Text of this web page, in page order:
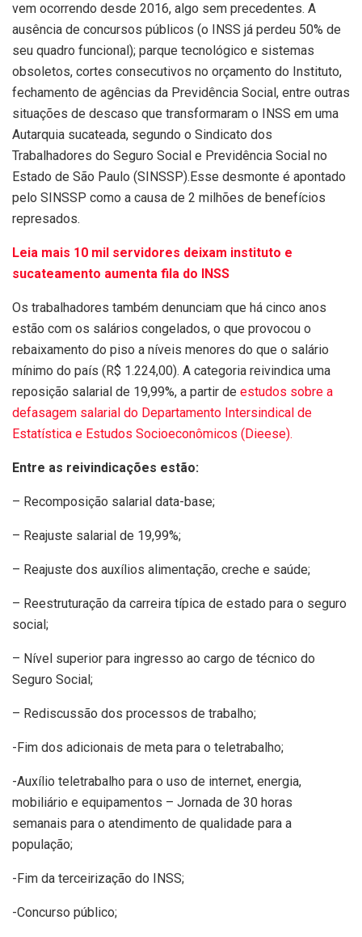
vem ocorrendo desde 2016, algo sem precedentes. A
ausência de concursos públicos (o INSS já perdeu 50% de
seu quadro funcional); parque tecnológico e sistemas
obsoletos, cortes consecutivos no orçamento do Instituto,
fechamento de agências da Previdência Social, entre outras
situações de descaso que transformaram o INSS em uma
Autarquia sucateada, segundo o Sindicato dos
Trabalhadores do Seguro Social e Previdência Social no
Estado de São Paulo (SINSSP).Esse desmonte é apontado
pelo SINSSP como a causa de 2 milhões de benefícios
represados.
Leia mais 10 mil servidores deixam instituto e
sucateamento aumenta fila do INSS
Os trabalhadores também denunciam que há cinco anos
estão com os salários congelados, o que provocou o
rebaixamento do piso a níveis menores do que o salário
mínimo do país (R$ 1.224,00). A categoria reivindica uma
reposição salarial de 19,99%, a partir de estudos sobre a
defasagem salarial do Departamento Intersindical de
Estatística e Estudos Socioeconômicos (Dieese).
Entre as reivindicações estão:
– Recomposição salarial data-base;
– Reajuste salarial de 19,99%;
– Reajuste dos auxílios alimentação, creche e saúde;
– Reestruturação da carreira típica de estado para o seguro
social;
– Nível superior para ingresso ao cargo de técnico do
Seguro Social;
– Rediscussão dos processos de trabalho;
-Fim dos adicionais de meta para o teletrabalho;
-Auxílio teletrabalho para o uso de internet, energia,
mobiliário e equipamentos – Jornada de 30 horas
semanais para o atendimento de qualidade para a
população;
-Fim da terceirização do INSS;
-Concurso público;